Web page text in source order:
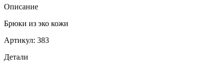
Описание
Брюки из эко кожи
Артикул: 383
Детали